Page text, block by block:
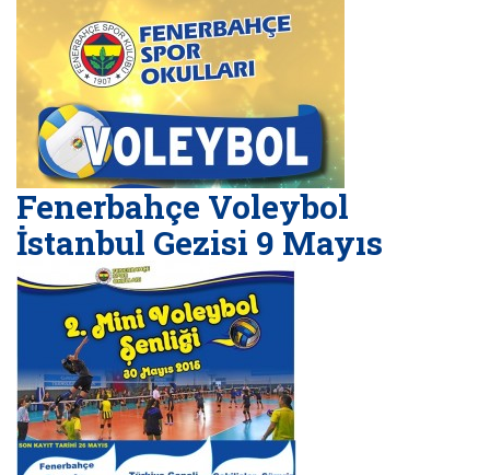
Fenerbahçe Voleybol
İstanbul Gezisi 9 Mayıs